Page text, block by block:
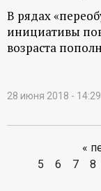
В рядах
инициативы
возраста
28 июня 2018 - 14:29
«
5
6 7 8